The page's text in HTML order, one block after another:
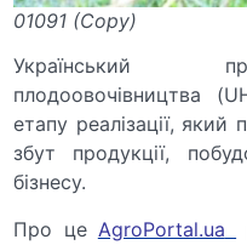
01091 (Copy)
Український
плодоовочівництва
етапу реалізації, який
збут продукції,
бізнесу.
Про це AgroPortal.ua